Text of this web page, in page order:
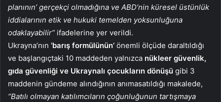
planının’ gerçekçi olmadığına ve ABD’nin küresel üstünlük
iddialarının etik ve hukuki temelden yoksunluğuna
odaklayabilir” ifadelerine yer verildi.
Ukrayna’nın ‘barış formülünün’ önemli ölçüde daraltıldığı
ve başlangıçtaki 10 maddeden yalnızca nükleer güvenlik,
gıda güvenliği ve Ukraynalı çocukların dönüşü gibi 3
maddenin gündeme alındığının anımasatıldığı makalede,
“Batılı olmayan katılımcıların çoğunluğunun tartışmaya